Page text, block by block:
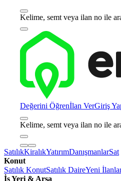
Kelime, semt veya ilan no ile
Değerini Öğrenİlan VerGiriş
Kelime, semt veya ilan no ile
SatılıkKiralıkYatırımDanışmanlarSat
Konut
Satılık KonutSatılık DaireYeni
İş Yeri & Arsa